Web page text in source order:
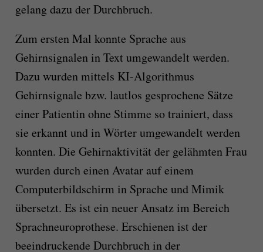
gelang dazu der Durchbruch.
Zum ersten Mal konnte Sprache aus
Gehirnsignalen in Text umgewandelt werden.
Dazu wurden mittels KI-Algorithmus
Gehirnsignale bzw. lautlos gesprochene Sätze
einer Patientin ohne Stimme so trainiert, dass
sie erkannt und in Wörter umgewandelt werden
konnten. Die Gehirnaktivität der gelähmten Frau
wurden durch einen Avatar auf einem
Computerbildschirm in Sprache und Mimik
übersetzt. Es ist ein neuer Ansatz im Bereich
Sprachneuroprothese. Erschienen ist der
beeindruckende Durchbruch in der